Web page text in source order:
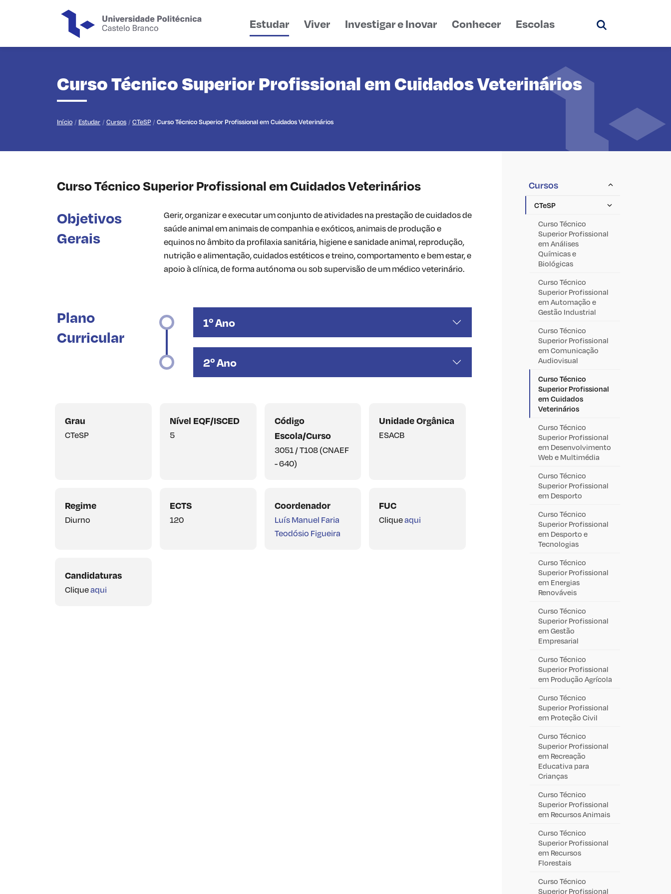
Estudar Viver Investigar e Inovar Conhecer
Escolas
Curso Técnico Superior Profissional em Cuidados Veterinários
Início Estudar Cursos CTeSP Curso Técnico Superior Profissional em Cuidados Veterinários
Curso Técnico Superior Profissional em Cuidados Veterinários
Objetivos
Gerais
Gerir, organizar e executar um conjunto de atividades na prestação de cuidados de
saúde animal em animais de companhia e exóticos, animais de produção e
equinos no âmbito da profilaxia sanitária, higiene e sanidade animal, reprodução,
nutrição e alimentação, cuidados estéticos e treino, comportamento e bem estar, e
apoio à clínica, de forma autónoma ou sob supervisão de um médico veterinário.
Plano
Curricular
1º Ano
2º Ano
Grau
CTeSP
Nível EQF/ISCED
5
Código
Escola/Curso
3051 / T108 (CNAEF
- 640)
Unidade Orgânica
ESACB
Regime
Diurno
ECTS
120
Coordenador
Luís Manuel Faria
Teodósio Figueira
FUC
Cliqueaqui
Candidaturas
Cliqueaqui
Cursos
CTeSP
Curso Técnico
Superior Profissional
em Análises
Químicas e
Biológicas
Curso Técnico
Superior Profissional
em Automação e
Gestão Industrial
Curso Técnico
Superior Profissional
em Comunicação
Audiovisual
Curso Técnico
Superior Profissional
em Cuidados
Veterinários
Curso Técnico
Superior Profissional
em Desenvolvimento
Web e Multimédia
Curso Técnico
Superior Profissional
em Desporto
Curso Técnico
Superior Profissional
em Desporto e
Tecnologias
Curso Técnico
Superior Profissional
em Energias
Renováveis
Curso Técnico
Superior Profissional
em Gestão
Empresarial
Curso Técnico
Superior Profissional
em Produção Agrícola
Curso Técnico
Superior Profissional
em Proteção Civil
Curso Técnico
Superior Profissional
em Recreação
Educativa para
Crianças
Curso Técnico
Superior Profissional
em Recursos Animais
Curso Técnico
Superior Profissional
em Recursos
Florestais
Curso Técnico
Superior Profissional